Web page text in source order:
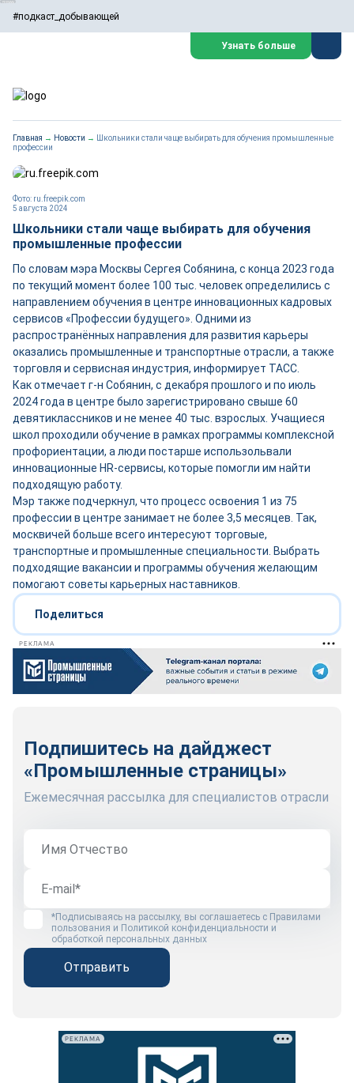
#подкаст_добывающей
Узнать больше
Главная → Новости →
Школьники стали чаще выбирать для обучения промышленные
профессии
5 августа 2024
Фото: ru.freepik.com
Школьники стали чаще выбирать для обучения
промышленные профессии
По словам мэра Москвы Сергея Собянина, с конца 2023 года
по текущий момент более 100 тыс. человек определились с
направлением обучения в центре инновационных кадровых
сервисов «Профессии будущего». Одними из
распространённых направления для развития карьеры
оказались промышленные и транспортные отрасли, а также
торговля и сервисная индустрия, информирует ТАСС.
Как отмечает г-н Собянин, с декабря прошлого и по июль
2024 года в центре было зарегистрировано свыше 60
девятиклассников и не менее 40 тыс. взрослых. Учащиеся
школ проходили обучение в рамках программы комплексной
профориентации, а люди постарше использольвали
инновационные HR-сервисы, которые помогли им найти
подходящую работу.
Мэр также подчеркнул, что процесс освоения 1 из 75
профессии в центре занимает не более 3,5 месяцев. Так,
москвичей больше всего интересуют торговые,
транспортные и промышленные специальности. Выбрать
подходящие вакансии и программы обучения желающим
помогают советы карьерных наставников.
Поделиться
РЕКЛАМА
Подпишитесь на дайджест
«Промышленные страницы»
Ежемесячная рассылка для специалистов отрасли
*Подписываясь на рассылку, вы соглашаетесь с Правилами
пользования и Политикой конфиденциальности и
обработкой персональных данных
Отправить
РЕКЛАМА